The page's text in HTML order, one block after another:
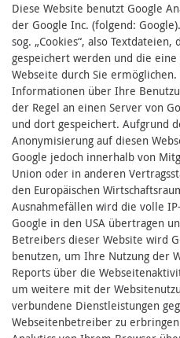
Diese Website benutzt Google
der Google Inc. (folgend:
sog. „Cookies“, also
gespeichert werden und die
Webseite durch Sie
Informationen über Ihre
der Regel an einen Server von
und dort gespeichert. Aufgrund
Anonymisierung auf diesen
Google jedoch innerhalb von
Union oder in anderen
den Europäischen
Ausnahmefällen wird die volle
Google in den USA übertragen
Betreibers dieser Website wird
benutzen, um Ihre Nutzung der
Reports über die
um weitere mit der
verbundene Dienstleistungen
Webseitenbetreiber zu